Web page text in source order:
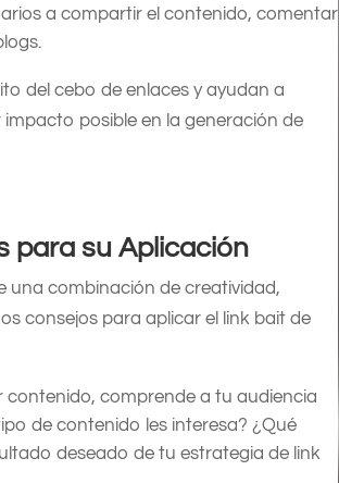
a compartir el contenido, comentar
del cebo de enlaces y ayudan a
posible en la generación de
para su Aplicación
una combinación de creatividad,
consejos para aplicar el link bait de
contenido, comprende a tu audiencia
de contenido les interesa? ¿Qué
deseado de tu estrategia de link